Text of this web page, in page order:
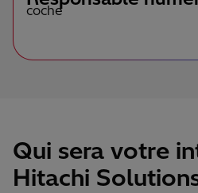
Qui sera votre
Hitachi